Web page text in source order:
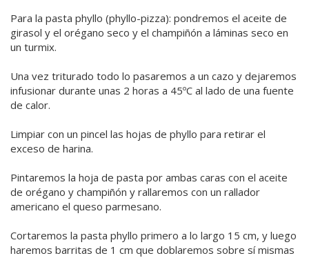
Para la pasta phyllo (phyllo-pizza): pondremos el aceite de
girasol y el orégano seco y el champiñón a láminas seco en
un turmix.
Una vez triturado todo lo pasaremos a un cazo y dejaremos
infusionar durante unas 2 horas a 45ºC al lado de una fuente
de calor.
Limpiar con un pincel las hojas de phyllo para retirar el
exceso de harina.
Pintaremos la hoja de pasta por ambas caras con el aceite
de orégano y champiñón y rallaremos con un rallador
americano el queso parmesano.
Cortaremos la pasta phyllo primero a lo largo 15 cm, y luego
haremos barritas de 1 cm que doblaremos sobre sí mismas